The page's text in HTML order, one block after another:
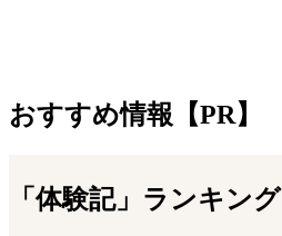
おすすめ情報【PR】
「体験記」ランキング